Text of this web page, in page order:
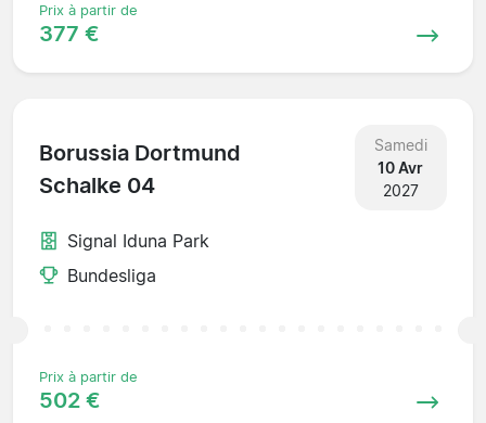
Prix à partir de
377 €
Borussia Dortmund
Schalke 04
Samedi
10 Avr
2027
Signal Iduna Park
Bundesliga
Prix à partir de
502 €